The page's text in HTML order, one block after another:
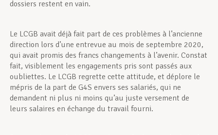
dossiers restent en vain.
Le LCGB avait déjà fait part de ces problèmes à l’ancienne
direction lors d’une entrevue au mois de septembre 2020,
qui avait promis des francs changements à l’avenir. Constat
fait, visiblement les engagements pris sont passés aux
oubliettes. Le LCGB regrette cette attitude, et déplore le
mépris de la part de G4S envers ses salariés, qui ne
demandent ni plus ni moins qu’au juste versement de
leurs salaires en échange du travail fourni.